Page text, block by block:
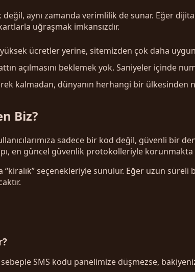
aynı zamanda verimlilik de sunar. Eğer
uğraşmak imkansızdır.
ücretler yerine, sitemizden çok daha
açılmasını beklemek yok. Saniyeler içinde
kalmadan, dünyanın herhangi bir
Biz?
sadece bir kod değil, güvenli bir
en güncel güvenlik protokolleriyle
“kiralık” seçenekleriyle sunulur. Eğer uzun
SMS kodu panelimize düşmezse,